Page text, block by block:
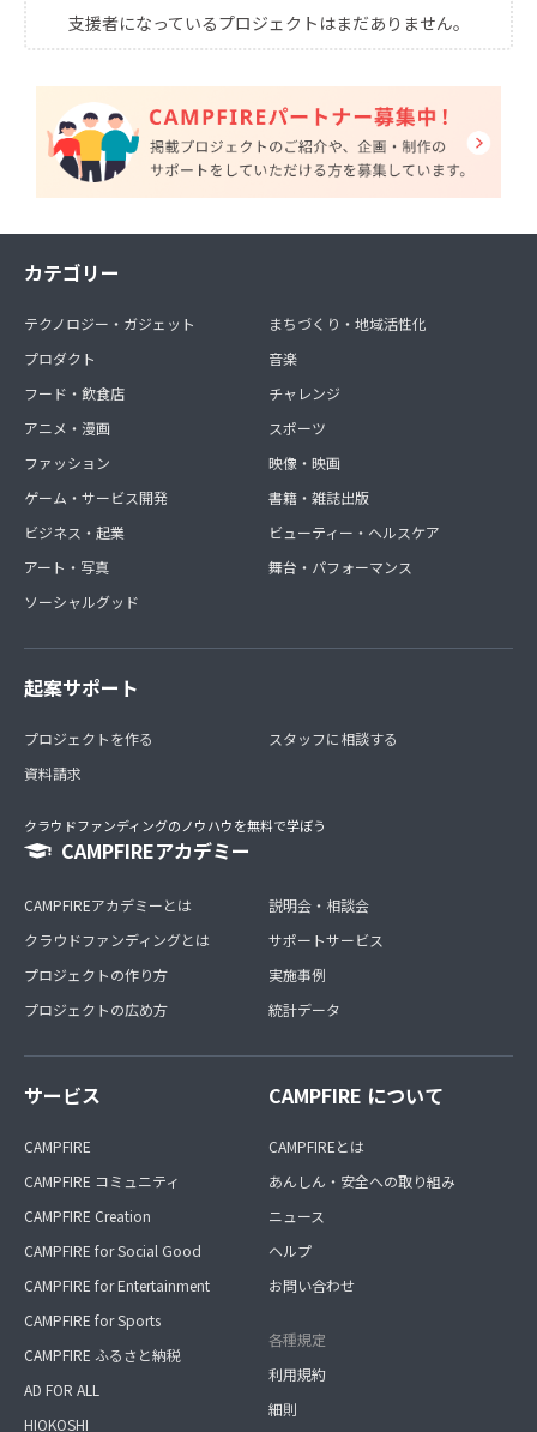
支援者になっているプロジェクトはまだありません。
カテゴリー
テクノロジー・ガジェット
プロダクト
フード・飲食店
アニメ・漫画
ファッション
ゲーム・サービス開発
ビジネス・起業
アート・写真
ソーシャルグッド
まちづくり・地域活性化
音楽
チャレンジ
スポーツ
映像・映画
書籍・雑誌出版
ビューティー・ヘルスケア
舞台・パフォーマンス
起案サポート
プロジェクトを作る
資料請求
スタッフに相談する
クラウドファンディングのノウハウを無料で学ぼう
CAMPFIREアカデミー
CAMPFIREアカデミーとは
クラウドファンディングとは
プロジェクトの作り方
プロジェクトの広め方
説明会・相談会
サポートサービス
実施事例
統計データ
サービス
CAMPFIRE
CAMPFIRE コミュニティ
CAMPFIRE Creation
CAMPFIRE for Social Good
CAMPFIRE for Entertainment
CAMPFIRE for Sports
CAMPFIRE ふるさと納税
AD FOR ALL
HIOKOSHI
CAMPFIRE について
CAMPFIREとは
あんしん・安全への取り組み
ニュース
ヘルプ
お問い合わせ
各種規定
利用規約
細則